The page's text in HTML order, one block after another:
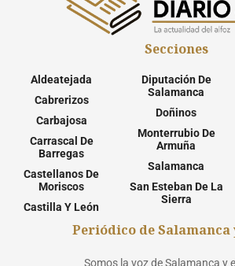
Secciones
Aldeatejada
Cabrerizos
Carbajosa
Carrascal De
Barregas
Castellanos De
Moriscos
Castilla Y León
Diputación De
Salamanca
Doñinos
Monterrubio De
Armuña
Salamanca
San Esteban De La
Sierra
Periódico de Salamanca
Somos la voz de Salamanca y